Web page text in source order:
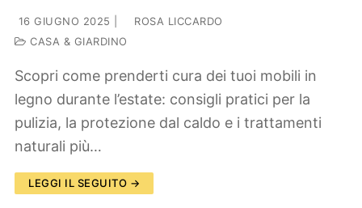
16 GIUGNO 2025
ROSA LICCARDO
CASA & GIARDINO
Scopri come prenderti cura dei tuoi mobili in
legno durante l’estate: consigli pratici per la
pulizia, la protezione dal caldo e i trattamenti
naturali più…
LEGGI IL SEGUITO →